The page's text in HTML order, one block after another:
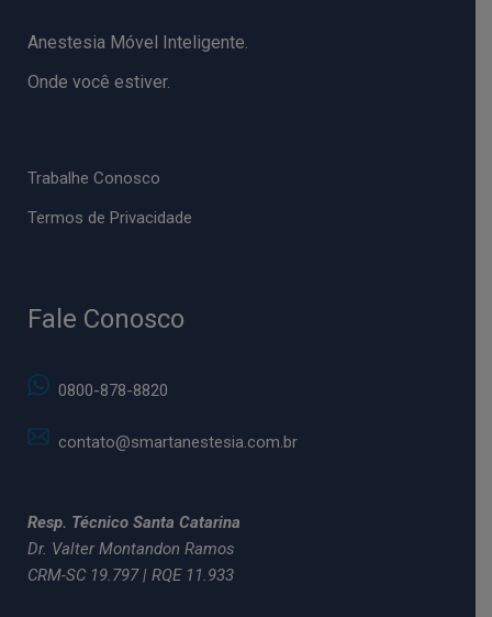
Anestesia Móvel Inteligente.
Onde você estiver.
Trabalhe Conosco
Termos de Privacidade
Fale Conosco
0800-878-8820
contato@smartanestesia.com.br
Resp. Técnico Santa Catarina
Dr. Valter Montandon Ramos
CRM-SC 19.797 | RQE 11.933